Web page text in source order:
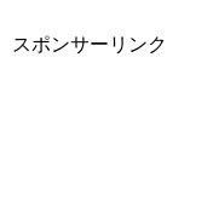
スポンサーリンク